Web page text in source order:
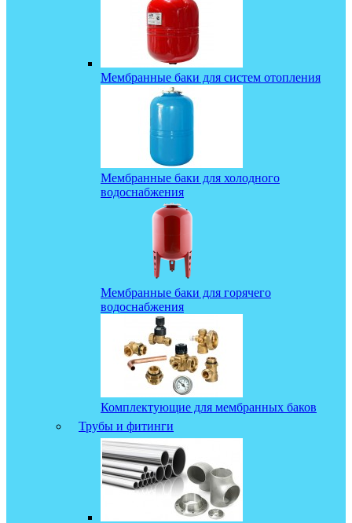
Мембранные баки для систем отопления
Мембранные баки для холодного
водоснабжения
Мембранные баки для горячего
водоснабжения
Комплектующие для мембранных баков
Трубы и фитинги